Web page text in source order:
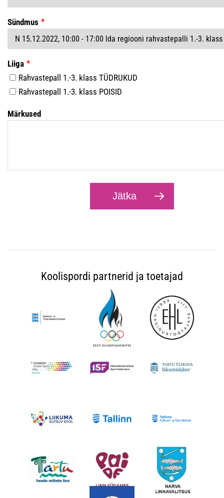
Sündmus
Liiga
Rahvastepall 1.-3. klass TÜDRUKUD
Rahvastepall 1.-3. klass POISID
Märkused
Koolispordi partnerid ja toetajad